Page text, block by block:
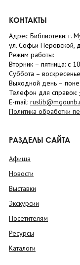
КОНТАКТЫ
Адрес Библиотеки: г.
ул. Софьи Перовской,
Режим работы:
Вторник – пятница: с
Суббота – воскресенье
Выходной день –
Телефон для справок:
E-mail:
Политика обработки
РАЗДЕЛЫ САЙТА
Афиша
Новости
Выставки
Экскурсии
Посетителям
Ресурсы
Каталоги